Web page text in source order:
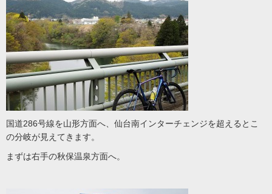
国道286号線を山形方面へ、仙台南インターチェンジを超えるとこ
の分岐が見えてきます。
まずは右手の秋保温泉方面へ。